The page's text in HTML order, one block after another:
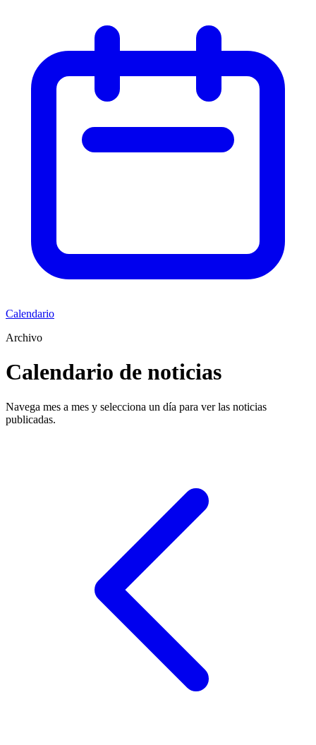
Calendario
Archivo
Calendario de noticias
Navega mes a mes y selecciona un día para ver las noticias
publicadas.